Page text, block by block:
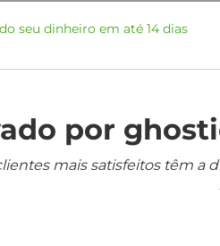
seu dinheiro em até 14 dias
por
mais satisfeitos têm